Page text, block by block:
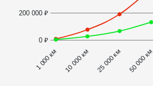
1 000 км 10 000 км 25 000 км 50 000 км
0 ₽
200 000 ₽